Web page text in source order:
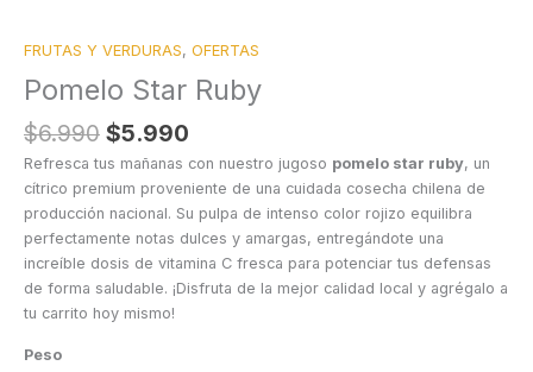
FRUTAS Y VERDURAS, OFERTAS
Pomelo Star Ruby
$6.990 $5.990
Refresca tus mañanas con nuestro jugoso pomelo star ruby, un
cítrico premium proveniente de una cuidada cosecha chilena de
producción nacional. Su pulpa de intenso color rojizo equilibra
perfectamente notas dulces y amargas, entregándote una
increíble dosis de vitamina C fresca para potenciar tus defensas
de forma saludable. ¡Disfruta de la mejor calidad local y agrégalo a
tu carrito hoy mismo!
Peso